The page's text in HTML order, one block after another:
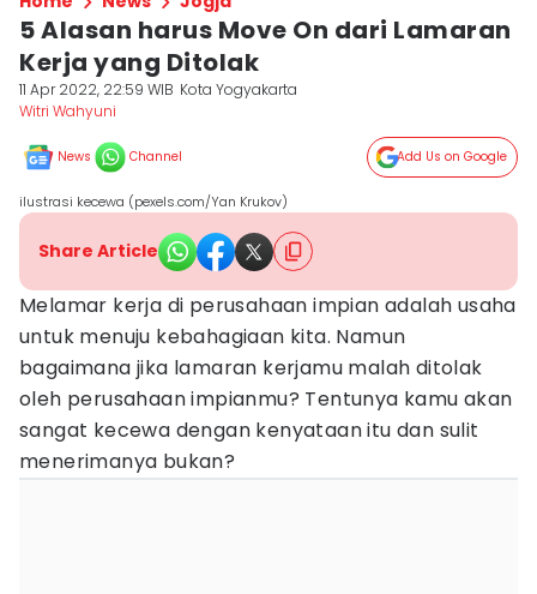
5 Alasan harus Move On dari Lamaran
Kerja yang Ditolak
11 Apr 2022, 22:59 WIB Kota Yogyakarta
Witri Wahyuni
News Channel Add Us on Google
ilustrasi kecewa (pexels.com/Yan Krukov)
Share Article
Melamar kerja di perusahaan impian adalah usaha
untuk menuju kebahagiaan kita. Namun
bagaimana jika lamaran kerjamu malah ditolak
oleh perusahaan impianmu? Tentunya kamu akan
sangat kecewa dengan kenyataan itu dan sulit
menerimanya bukan?